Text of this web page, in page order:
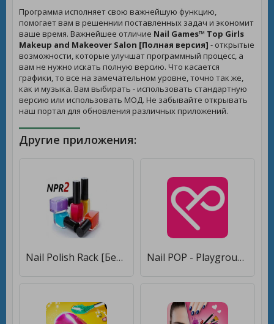
Программа исполняет свою важнейшую функцию,
помогает вам в решеннии поставленных задач и экономит
ваше время. Важнейшее отличие Nail Games™ Top Girls
Makeup and Makeover Salon [Полная версия] - открытые
возможности, которые улучшат программный процесс, а
вам не нужно искать полную версию. Что касается
графики, то все на замечательном уровне, точно так же,
как и музыка. Вам выбирать - использовать стандартную
версию или использовать МОД. Не забывайте открывать
наш портал для обновления различных приложений.
Другие приложения:
Nail Polish Rack [Без рекламы] Nail POP - Playground for Nail [Unlocked]